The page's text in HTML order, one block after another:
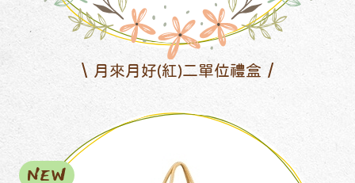
月來月好(紅)二單位禮盒
NEW